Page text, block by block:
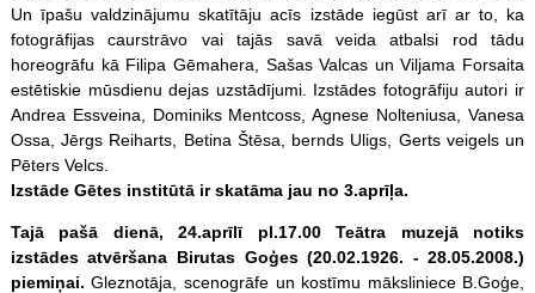
Un īpašu valdzinājumu skatītāju acīs izstāde iegūst arī ar to, ka
fotogrāfijas caurstrāvo vai tajās savā veida atbalsi rod tādu
horeogrāfu kā Filipa Gēmahera, Sašas Valcas un Viljama Forsaita
estētiskie mūsdienu dejas uzstādījumi. Izstādes fotogrāfiju autori ir
Andrea Essveina, Dominiks Mentcoss, Agnese Nolteniusa, Vanesa
Ossa, Jērgs Reiharts, Betina Štēsa, bernds Uligs, Gerts veigels un
Pēters Velcs.
Izstāde Gētes institūtā ir skatāma jau no 3.aprīļa.
Tajā pašā dienā, 24.aprīlī pl.17.00 Teātra muzejā notiks
izstādes atvēršana Birutas Goģes (20.02.1926. - 28.05.2008.)
piemiņai. Gleznotāja, scenogrāfe un kostīmu māksliniece B.Goģe,